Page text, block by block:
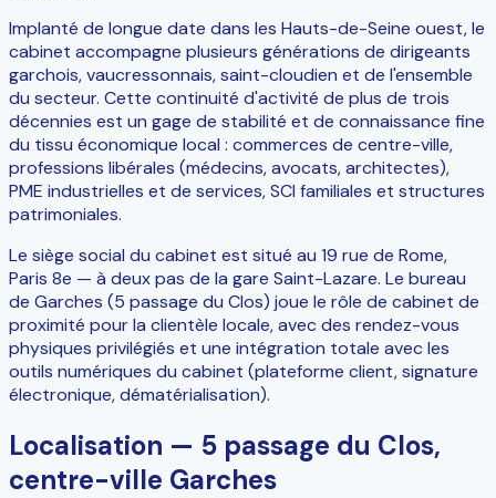
Implanté de longue date dans les Hauts-de-Seine ouest, le
cabinet accompagne plusieurs générations de dirigeants
garchois, vaucressonnais, saint-cloudien et de l'ensemble
du secteur. Cette continuité d'activité de plus de trois
décennies est un gage de stabilité et de connaissance fine
du tissu économique local : commerces de centre-ville,
professions libérales (médecins, avocats, architectes),
PME industrielles et de services, SCI familiales et structures
patrimoniales.
Le siège social du cabinet est situé au 19 rue de Rome,
Paris 8e — à deux pas de la gare Saint-Lazare. Le bureau
de Garches (5 passage du Clos) joue le rôle de cabinet de
proximité pour la clientèle locale, avec des rendez-vous
physiques privilégiés et une intégration totale avec les
outils numériques du cabinet (plateforme client, signature
électronique, dématérialisation).
Localisation — 5 passage du Clos,
centre-ville Garches